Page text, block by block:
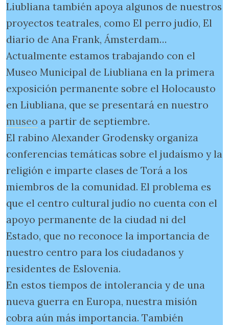
Liubliana también apoya algunos de nuestros
proyectos teatrales, como El perro judío, El
diario de Ana Frank, Ámsterdam…
Actualmente estamos trabajando con el
Museo Municipal de Liubliana en la primera
exposición permanente sobre el Holocausto
en Liubliana, que se presentará en nuestro
museo a partir de septiembre.
El rabino Alexander Grodensky organiza
conferencias temáticas sobre el judaísmo y la
religión e imparte clases de Torá a los
miembros de la comunidad. El problema es
que el centro cultural judío no cuenta con el
apoyo permanente de la ciudad ni del
Estado, que no reconoce la importancia de
nuestro centro para los ciudadanos y
residentes de Eslovenia.
En estos tiempos de intolerancia y de una
nueva guerra en Europa, nuestra misión
cobra aún más importancia. También